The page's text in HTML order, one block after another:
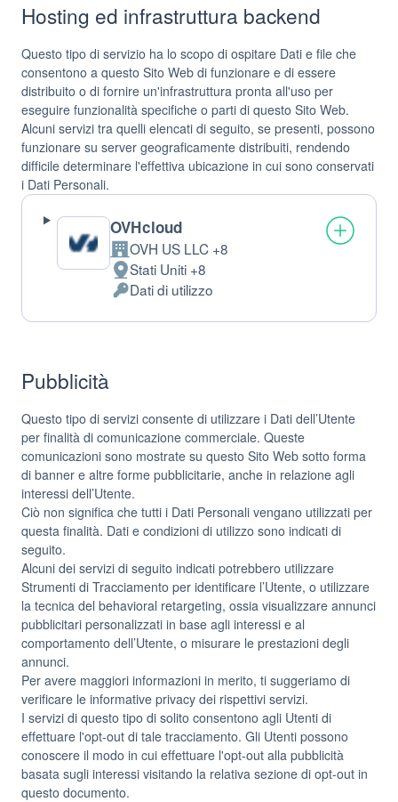
Hosting ed infrastruttura backend
Questo tipo di servizio ha lo scopo di ospitare Dati e file che
consentono a questo Sito Web di funzionare e di essere
distribuito o di fornire un'infrastruttura pronta all'uso per
eseguire funzionalità specifiche o parti di questo Sito Web.
Alcuni servizi tra quelli elencati di seguito, se presenti, possono
funzionare su server geograficamente distribuiti, rendendo
difficile determinare l'effettiva ubicazione in cui sono conservati
i Dati Personali.
OVHcloud
Azienda:
OVH US LLC +8
Luogo
del
trattamento:
Stati Uniti +8
Dati
Personali
Dati di utilizzo
Pubblicità
Questo tipo di servizi consente di utilizzare i Dati dell’Utente
per finalità di comunicazione commerciale. Queste
comunicazioni sono mostrate su questo Sito Web sotto forma
di banner e altre forme pubblicitarie, anche in relazione agli
interessi dell’Utente.
Ciò non significa che tutti i Dati Personali vengano utilizzati per
questa finalità. Dati e condizioni di utilizzo sono indicati di
seguito.
Alcuni dei servizi di seguito indicati potrebbero utilizzare
Strumenti di Tracciamento per identificare l’Utente, o utilizzare
la tecnica del behavioral retargeting, ossia visualizzare annunci
pubblicitari personalizzati in base agli interessi e al
comportamento dell’Utente, o misurare le prestazioni degli
annunci.
Per avere maggiori informazioni in merito, ti suggeriamo di
verificare le informative privacy dei rispettivi servizi.
I servizi di questo tipo di solito consentono agli Utenti di
effettuare l'opt-out di tale tracciamento. Gli Utenti possono
conoscere il modo in cui effettuare l'opt-out alla pubblicità
basata sugli interessi visitando la relativa sezione di opt-out in
questo documento.